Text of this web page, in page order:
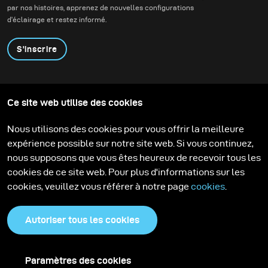
par nos histoires, apprenez de nouvelles configurations
d'éclairage et restez informé.
S'inscrire
Contactez-nous
Technologies
Support
Carrière
Media Center
Ce site web utilise des cookies
Nous utilisons des cookies pour vous offrir la meilleure
expérience possible sur notre site web. Si vous continuez,
nous supposons que vous êtes heureux de recevoir tous les
cookies de ce site web. Pour plus d'informations sur les
cookies, veuillez vous référer à notre page cookies
Autoriser tous les cookies
Paramètres des cookies